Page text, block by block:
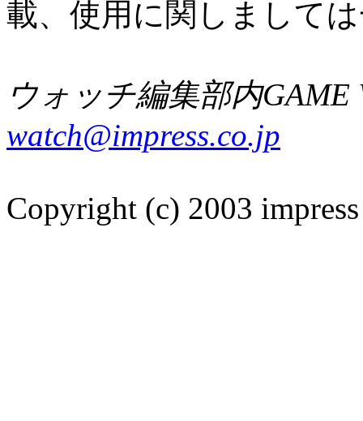
載、使用に関しまして
ウォッチ編集部内GAME
watch@impress.co.jp
Copyright (c) 2003